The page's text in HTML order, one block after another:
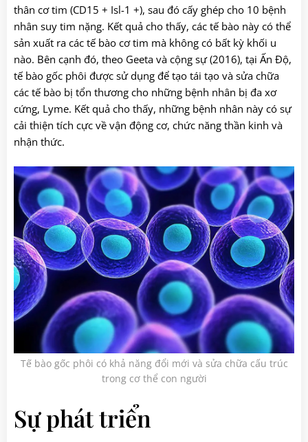
thân cơ tim (CD15 + Isl-1 +), sau đó cấy ghép cho 10 bệnh
nhân suy tim nặng. Kết quả cho thấy, các tế bào này có thể
sản xuất ra các tế bào cơ tim mà không có bất kỳ khối u
nào. Bên cạnh đó, theo Geeta và cộng sự (2016), tại Ấn Độ,
tế bào gốc phôi được sử dụng để tạo tái tạo và sửa chữa
các tế bào bị tổn thương cho những bệnh nhân bị đa xơ
cứng, Lyme. Kết quả cho thấy, những bệnh nhân này có sự
cải thiện tích cực về vận động cơ, chức năng thần kinh và
nhận thức.
Tế bào gốc phôi có khả năng đổi mới và sửa chữa cấu trúc
trong cơ thể con người
Sự phát triển